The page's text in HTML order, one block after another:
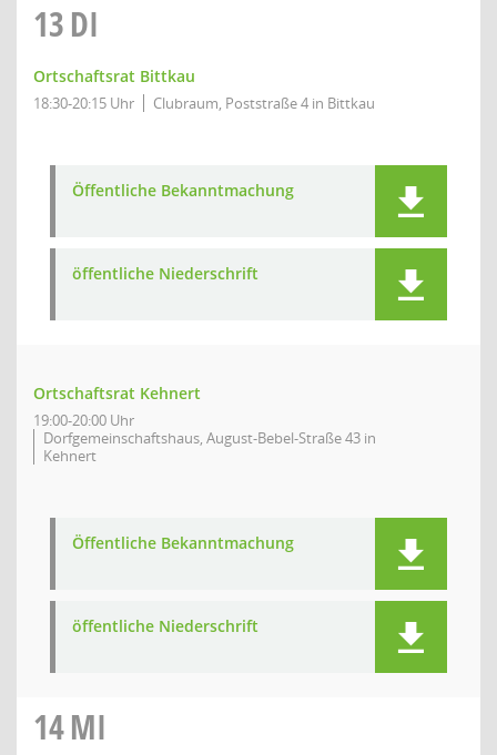
13DI
Ortschaftsrat Bittkau
18:30-20:15 Uhr Clubraum, Poststraße 4 in Bittkau
Öffentliche Bekanntmachung
öffentliche Niederschrift
Ortschaftsrat Kehnert
19:00-20:00 Uhr
Dorfgemeinschaftshaus, August-Bebel-Straße 43 in
Kehnert
Öffentliche Bekanntmachung
öffentliche Niederschrift
14MI